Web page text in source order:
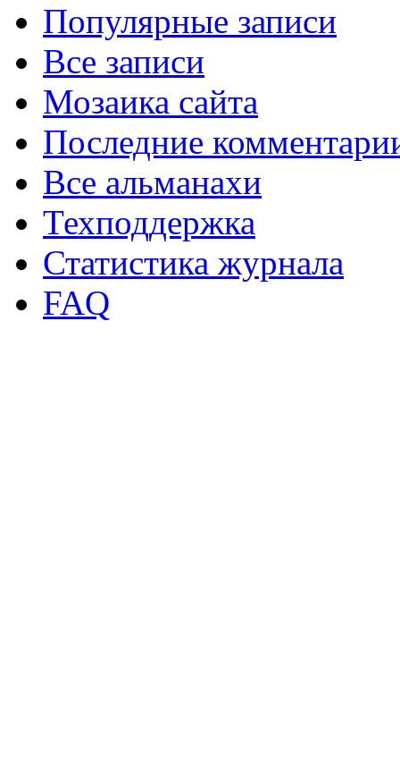
Популярные записи
Все записи
Мозаика сайта
Последние
Все альманахи
Техподдержка
Статистика журнала
FAQ